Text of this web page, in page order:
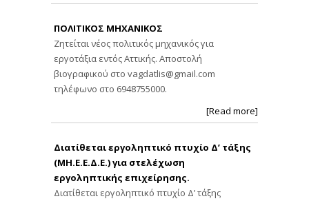
ΠΟΛΙΤΙΚΟΣ ΜΗΧΑΝΙΚΟΣ
Ζητείται νέος πολιτικός μηχανικός για
εργοτάξια εντός Αττικής. Αποστολή
βιογραφικού στο vagdatlis@gmail.com
τηλέφωνο στο 6948755000.
[Read more]
Διατίθεται εργοληπτικό πτυχίο Δ’ τάξης
(ΜΗ.Ε.Ε.Δ.Ε.) για στελέχωση
εργοληπτικής επιχείρησης.
Διατίθεται εργοληπτικό πτυχίο Δ’ τάξης